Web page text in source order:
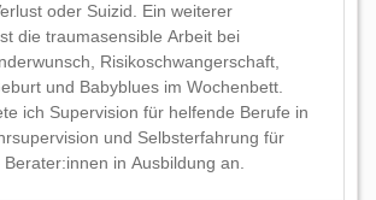
Suizid. Ein weiterer
die traumasensible Arbeit bei
Risikoschwangerschaft,
und Babyblues im Wochenbett.
ich Supervision für helfende Berufe in
und Selbsterfahrung für
in Ausbildung an.